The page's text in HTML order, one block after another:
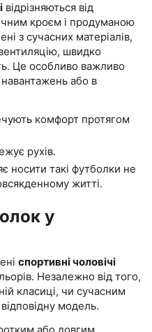
відрізняються від
кроєм і продуманою
з сучасних матеріалів,
швидко
Це особливо важливо
навантажень або в
комфорт протягом
рухів.
носити такі футболки не
житті.
у
спортивні чоловічі
Незалежно від того,
класиці, чи сучасним
модель.